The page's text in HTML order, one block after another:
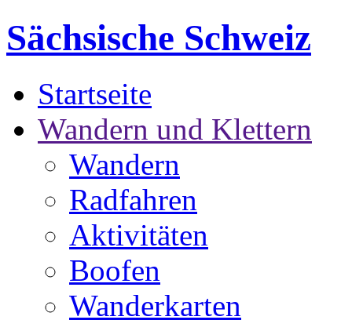
Sächsische Schweiz
Startseite
Wandern und Klettern
Wandern
Radfahren
Aktivitäten
Boofen
Wanderkarten